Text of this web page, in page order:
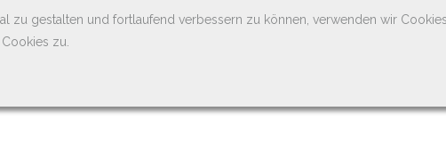
zu gestalten und fortlaufend verbessern zu können, verwenden wir
zu.